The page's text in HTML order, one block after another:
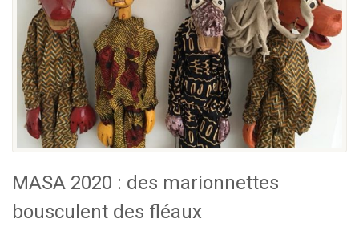
MASA 2020 : des marionnettes
bousculent des fléaux